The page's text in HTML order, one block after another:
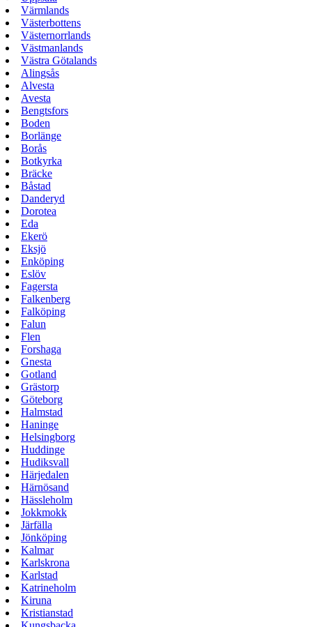
Värmlands
Västerbottens
Västernorrlands
Västmanlands
Västra Götalands
Alingsås
Alvesta
Avesta
Bengtsfors
Boden
Borlänge
Borås
Botkyrka
Bräcke
Båstad
Danderyd
Dorotea
Eda
Ekerö
Eksjö
Enköping
Eslöv
Fagersta
Falkenberg
Falköping
Falun
Flen
Forshaga
Gnesta
Gotland
Grästorp
Göteborg
Halmstad
Haninge
Helsingborg
Huddinge
Hudiksvall
Härjedalen
Härnösand
Hässleholm
Jokkmokk
Järfälla
Jönköping
Kalmar
Karlskrona
Karlstad
Katrineholm
Kiruna
Kristianstad